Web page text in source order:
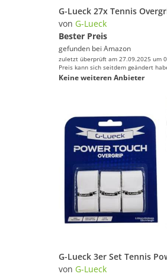
von G-Lueck
Bester Preis
gefunden bei Amazon
zuletzt überprüft am 27.09.2025 um
Preis kann sich seitdem geändert
Keine weiteren Anbieter
von G-Lueck